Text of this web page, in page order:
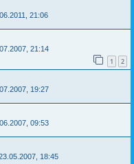
21:06
21:14
1 2
19:27
09:53
18:45